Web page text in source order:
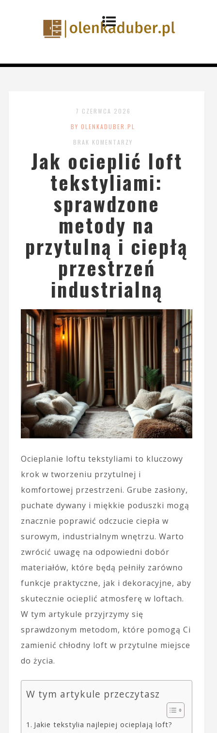
7 CZERWCA 2026
BY OLENKADUBER.PL
BRAK KOMENTARZY
Jak ocieplić loft
tekstyliami:
sprawdzone
metody na
przytulną i ciepłą
przestrzeń
industrialną
Ocieplanie loftu tekstyliami to kluczowy
krok w tworzeniu przytulnej i
komfortowej przestrzeni. Grube zasłony,
puchate dywany i miękkie poduszki mogą
znacznie poprawić odczucie ciepła w
surowym, industrialnym wnętrzu. Warto
zwrócić uwagę na odpowiedni dobór
materiałów, które będą pełniły zarówno
funkcje praktyczne, jak i dekoracyjne, aby
skutecznie ocieplić atmosferę w loftach.
W tym artykule przyjrzymy się
sprawdzonym metodom, które pomogą Ci
zamienić chłodny loft w przytulne miejsce
do życia.
W tym artykule przeczytasz
Jakie tekstylia najlepiej ocieplają loft?